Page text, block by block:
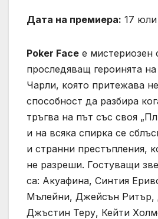
Дата на премиера: 17 юли
Poker Face е мистериозен
проследяващ героинята
Чарли, която притежава
способност да разбира
тръгва на път със своя
и на всяка спирка се
и странни престъпления,
не разреши. Гостуващи
са: Акуафина, Синтия
Мълейни, Джейсън
Джъстин Теру, Кейти